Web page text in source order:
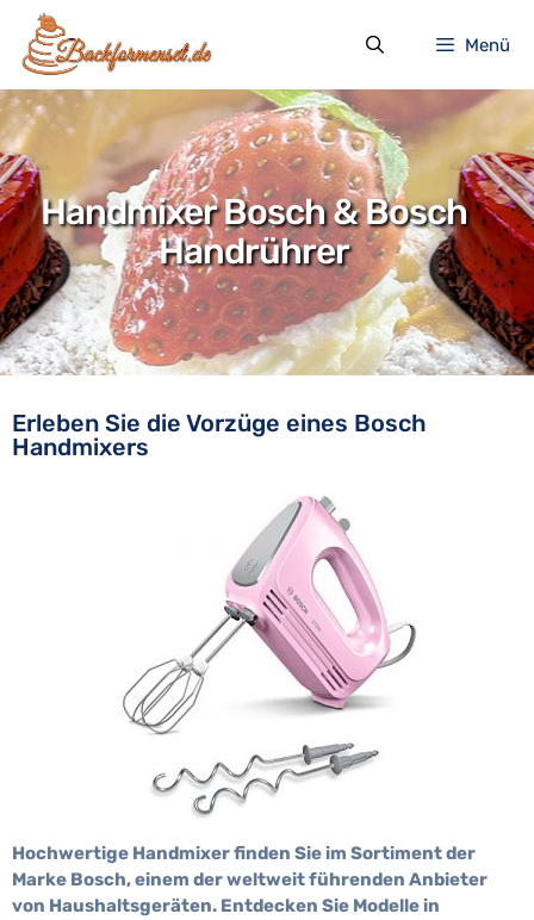
Zum
Inhalt
springen
Menü
Handmixer Bosch & Bosch
Handrührer
Erleben Sie die Vorzüge eines Bosch
Handmixers
Hochwertige Handmixer finden Sie im Sortiment der
Marke Bosch, einem der weltweit führenden Anbieter
von Haushaltsgeräten. Entdecken Sie Modelle in